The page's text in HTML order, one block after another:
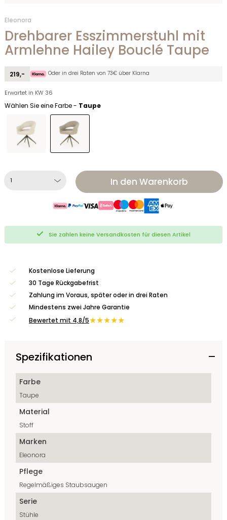
Eleonora
Drehbarer Esszimmerstuhl mit
Armlehne Hailey Bouclé Taupe
219,- Oder in drei Raten von 73€ über Klarna
Erwartet in KW 36
Wählen Sie eine Farbe - Taupe
In den Warenkorb
Sie zahlen keine Versandkosten für diesen Artikel
Kostenlose Lieferung
30 Tage Rückgabefrist
Zahlung im Voraus, später oder in drei Raten
Mindestens zwei Jahre Garantie
Bewertet mit 4,8/5★★★★★
Spezifikationen
Farbe
Taupe
Material
Stoff
Marken
Eleonora
Pflege
Regelmäßiges Staubsaugen
Serie
Stühle